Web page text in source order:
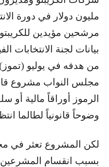
مرشحين مؤيدين
بيانات لجنة الانتخابات
من هدفه في يوليو
مجلس النواب مشروع
الرموز أوراقاً مالية أو
وضوحاً قانونياً لطالما
لكن المشروع تعثر في
بسبب انقسام